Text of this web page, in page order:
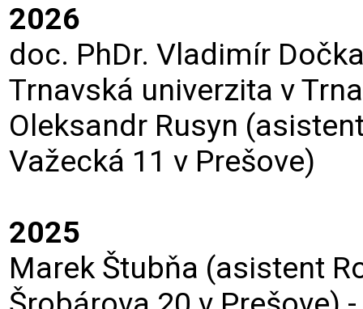
2026
doc. PhDr. Vladimír
Trnavská univerzita v
Oleksandr Rusyn
Važecká 11 v Prešove)
2025
Marek Štubňa (asistent